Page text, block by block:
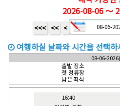
2026-08-06 ～
<<< << <
여행하실 날짜와 시간을 선택하
08-06-
출발 장소
첫 정류장
남은 좌석
16:40